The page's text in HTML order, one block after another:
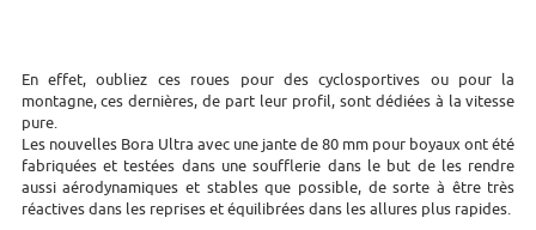
En effet, oubliez ces roues pour des cyclosportives ou pour la
montagne, ces dernières, de part leur profil, sont dédiées à la vitesse
pure.
Les nouvelles Bora Ultra avec une jante de 80 mm pour boyaux ont été
fabriquées et testées dans une soufflerie dans le but de les rendre
aussi aérodynamiques et stables que possible, de sorte à être très
réactives dans les reprises et équilibrées dans les allures plus rapides.